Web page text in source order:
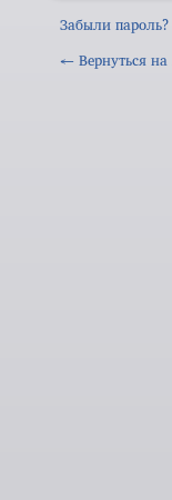
Забыли пароль?
← Вернуться на